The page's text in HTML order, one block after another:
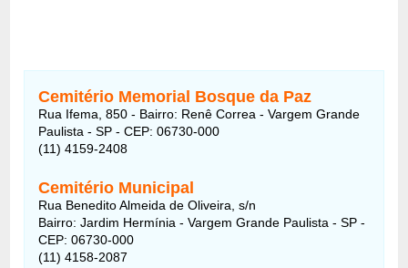
Cemitério Memorial Bosque da Paz
Rua Ifema, 850 - Bairro: Renê Correa - Vargem Grande
Paulista - SP - CEP: 06730-000
(11) 4159-2408
Cemitério Municipal
Rua Benedito Almeida de Oliveira, s/n
Bairro: Jardim Hermínia - Vargem Grande Paulista - SP -
CEP: 06730-000
(11) 4158-2087